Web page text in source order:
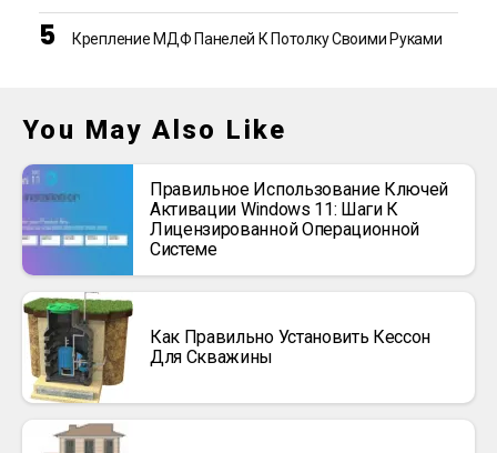
Крепление МДФ Панелей К Потолку Своими Руками
You May Also Like
Правильное Использование Ключей
Активации Windows 11: Шаги К
Лицензированной Операционной
Системе
Как Правильно Установить Кессон
Для Скважины